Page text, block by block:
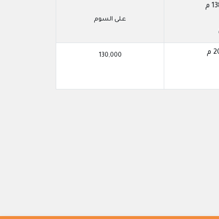
على السوم
130,000